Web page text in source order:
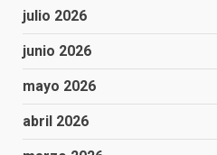
julio 2026
junio 2026
mayo 2026
abril 2026